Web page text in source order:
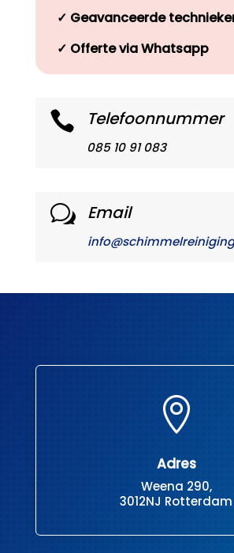
✓ Geavanceerde
✓ Offerte via Whatsapp
 Telefoonnummer
085 10 91 083
w Email

Adres
Weena 290,
3012NJ Rotterdam